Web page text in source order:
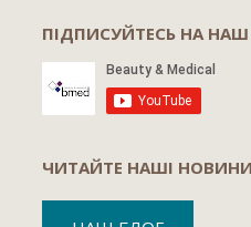
ПІДПИСУЙТЕСЬ НА НАШ
ЧИТАЙТЕ НАШІ